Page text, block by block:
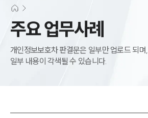
주요 업무사례
개인정보보호차 판결문은 일부만 업로드 되며,
일부 내용이 각색될 수 있습니다.